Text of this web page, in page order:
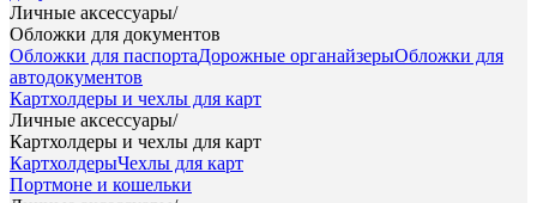
Личные аксессуары/
Обложки для документов
Обложки для паспортаДорожные органайзерыОбложки для
автодокументов
Картхолдеры и чехлы для карт
Личные аксессуары/
Картхолдеры и чехлы для карт
КартхолдерыЧехлы для карт
Портмоне и кошельки